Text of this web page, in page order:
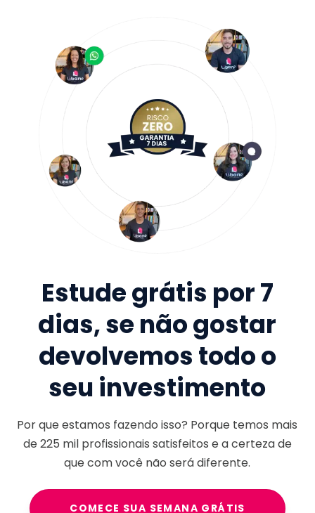
Estude grátis por 7
dias, se não gostar
devolvemos todo o
seu investimento
Por que estamos fazendo isso? Porque temos mais
de225 milprofissionais satisfeitos e a certeza de
que com você não será diferente.
COMECE SUA SEMANA GRÁTIS